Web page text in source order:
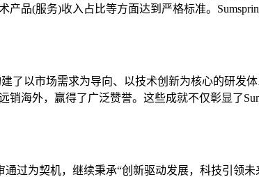
品(服务)收入占比等方面达到严格标准。
以市场需求为导向、以技术创新为核心的研发
海外，赢得了广泛赞誉。这些成就不仅彰显了
过为契机，继续秉承“创新驱动发展，科技引领